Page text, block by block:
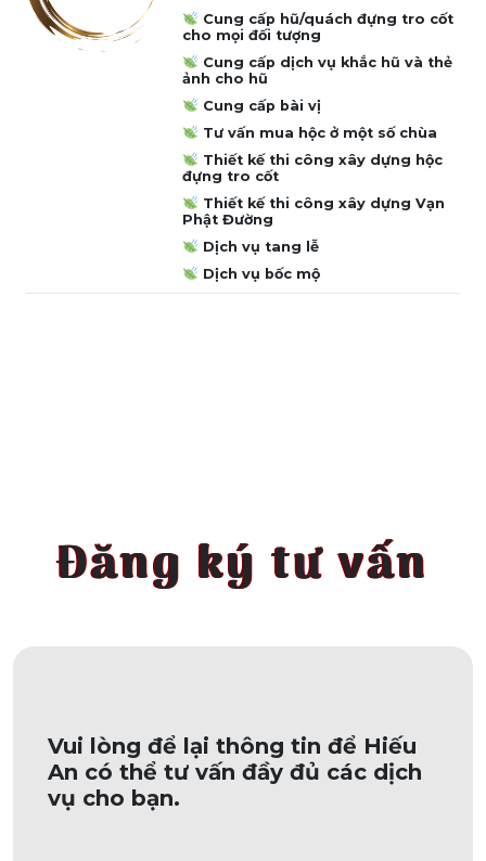
Cung cấp hũ/quách đựng tro cốt
cho mọi đối tượng
Cung cấp dịch vụ khắc hũ và thẻ
ảnh cho hũ
Cung cấp bài vị
Tư vấn mua hộc ở một số chùa
Thiết kế thi công xây dựng hộc
đựng tro cốt
Thiết kế thi công xây dựng Vạn
Phật Đường
Dịch vụ tang lễ
Dịch vụ bốc mộ
Đăng ký tư vấn
Vui lòng để lại thông tin để Hiếu
An có thể tư vấn đầy đủ các dịch
vụ cho bạn.